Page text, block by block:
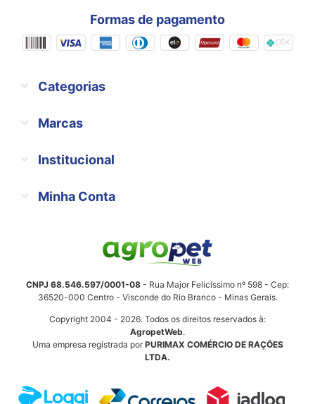
Formas de pagamento
Categorias
Marcas
Institucional
Minha Conta
CNPJ 68.546.597/0001-08 - Rua Major Felicíssimo nº 598 - Cep:
36520-000 Centro - Visconde do Rio Branco - Minas Gerais.
Copyright 2004 - 2026. Todos os direitos reservados à:
AgropetWeb.
Uma empresa registrada porPURIMAX COMÉRCIO DE RAÇÕES
LTDA.